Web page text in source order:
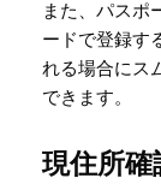
また、パスポ
ードで登録す
れる場合にス
できます。
現住所